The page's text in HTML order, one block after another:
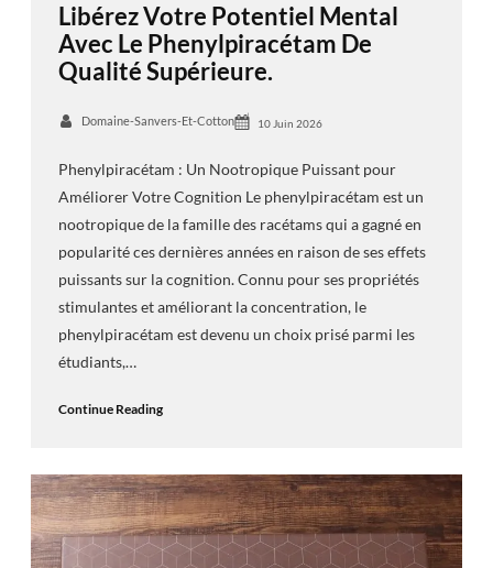
Libérez Votre Potentiel Mental
Avec Le Phenylpiracétam De
Qualité Supérieure.
Domaine-Sanvers-Et-Cotton 10 Juin 2026
Phenylpiracétam : Un Nootropique Puissant pour
Améliorer Votre Cognition Le phenylpiracétam est un
nootropique de la famille des racétams qui a gagné en
popularité ces dernières années en raison de ses effets
puissants sur la cognition. Connu pour ses propriétés
stimulantes et améliorant la concentration, le
phenylpiracétam est devenu un choix prisé parmi les
étudiants,…
Continue Reading